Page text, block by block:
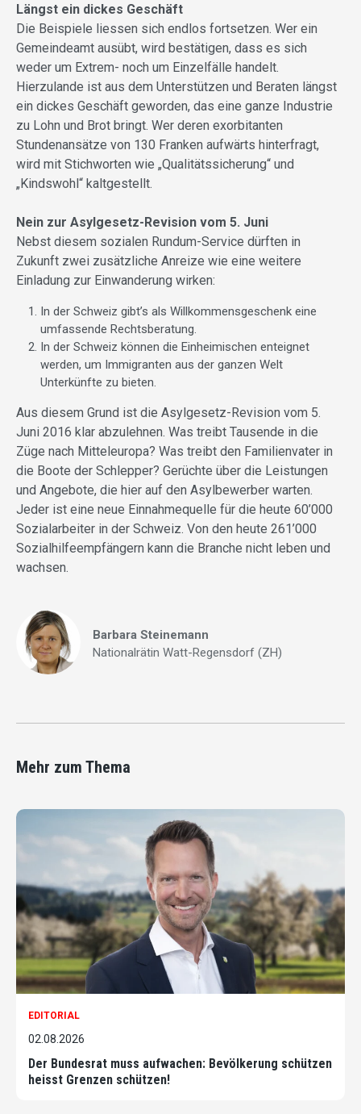
Längst ein dickes Geschäft
Die Beispiele liessen sich endlos fortsetzen. Wer ein
Gemeindeamt ausübt, wird bestätigen, dass es sich
weder um Extrem- noch um Einzelfälle handelt.
Hierzulande ist aus dem Unterstützen und Beraten längst
ein dickes Geschäft geworden, das eine ganze Industrie
zu Lohn und Brot bringt. Wer deren exorbitanten
Stundenansätze von 130 Franken aufwärts hinterfragt,
wird mit Stichworten wie „Qualitätssicherung“ und
„Kindswohl“ kaltgestellt.
Nein zur Asylgesetz-Revision vom 5. Juni
Nebst diesem sozialen Rundum-Service dürften in
Zukunft zwei zusätzliche Anreize wie eine weitere
Einladung zur Einwanderung wirken:
In der Schweiz gibt’s als Willkommensgeschenk eine
umfassende Rechtsberatung.
In der Schweiz können die Einheimischen enteignet
werden, um Immigranten aus der ganzen Welt
Unterkünfte zu bieten.
Aus diesem Grund ist die Asylgesetz-Revision vom 5.
Juni 2016 klar abzulehnen. Was treibt Tausende in die
Züge nach Mitteleuropa? Was treibt den Familienvater in
die Boote der Schlepper? Gerüchte über die Leistungen
und Angebote, die hier auf den Asylbewerber warten.
Jeder ist eine neue Einnahmequelle für die heute 60’000
Sozialarbeiter in der Schweiz. Von den heute 261’000
Sozialhilfeempfängern kann die Branche nicht leben und
wachsen.
Barbara Steinemann
Nationalrätin Watt-Regensdorf (ZH)
Mehr zum Thema
EDITORIAL
02.08.2026
Der Bundesrat muss aufwachen: Bevölkerung schützen
heisst Grenzen schützen!